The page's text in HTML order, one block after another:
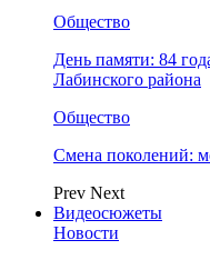
Общество
День памяти: 84
Лабинского района
Общество
Смена поколений:
Prev Next
Видеосюжеты
Новости